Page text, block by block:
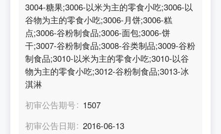
3004-糖果;3006-以米为主的零食小吃;3006-以
谷物为主的零食小吃;3006-月饼;3006-糕
点;3006-谷粉制食品;3006-面包;3006-饼
干;3007-谷粉制食品;3008-谷类制品;3009-谷粉
制食品;3010-以米为主的零食小吃;3010-以谷
物为主的零食小吃;3012-谷粉制食品;3013-冰
淇淋
初审公告期号
1507
初审公告日期
2016-06-13